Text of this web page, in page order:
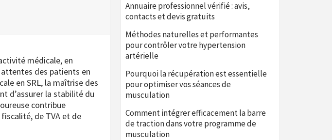
médicale, en
des patients en
en SRL, la maîtrise des
d’assurer la stabilité du
contribue
de TVA et de
Annuaire professionnel vérifié : avis,
contacts et devis gratuits
Méthodes naturelles et performantes
pour contrôler votre hypertension
artérielle
Pourquoi la récupération est essentielle
pour optimiser vos séances de
musculation
Comment intégrer efficacement la barre
de traction dans votre programme de
musculation